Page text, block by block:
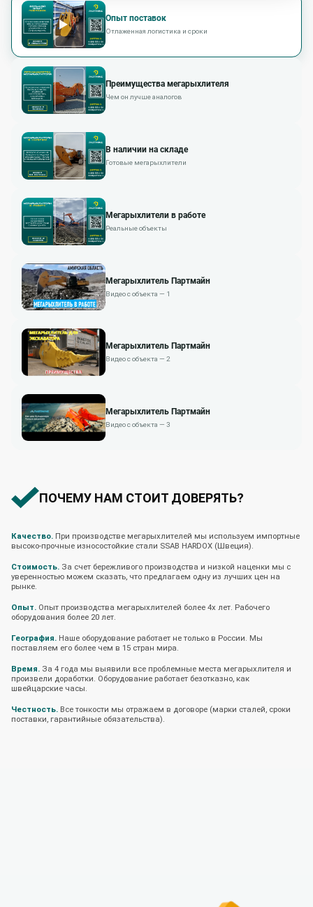
Опыт поставок
Отлаженная логистика и сроки
Преимущества мегарыхлителя
Чем он лучше аналогов
В наличии на складе
Готовые мегарыхлители
Мегарыхлители в работе
Реальные объекты
Мегарыхлитель Партмайн
Видео с объекта — 1
Мегарыхлитель Партмайн
Видео с объекта — 2
Мегарыхлитель Партмайн
Видео с объекта — 3
ПОЧЕМУ НАМ СТОИТ ДОВЕРЯТЬ?
Качество. При производстве мегарыхлителей мы используем импортные
высоко-прочные износостойкие стали SSAB HARDOX (Швеция).
Стоимость. За счет бережливого производства и низкой наценки мы с
уверенностью можем сказать, что предлагаем одну из лучших цен на
рынке.
Опыт. Опыт производства мегарыхлителей более 4х лет. Рабочего
оборудования более 20 лет.
География. Наше оборудование работает не только в России. Мы
поставляем его более чем в 15 стран мира.
Время. За 4 года мы выявили все проблемные места мегарыхлителя и
произвели доработки. Оборудование работает безотказно, как
швейцарские часы.
Честность. Все тонкости мы отражаем в договоре (марки сталей, сроки
поставки, гарантийные обязательства).